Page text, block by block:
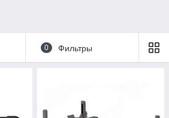
0 Фильтры